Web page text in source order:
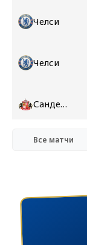
Челси
Челси
Сандерленд
Все матчи